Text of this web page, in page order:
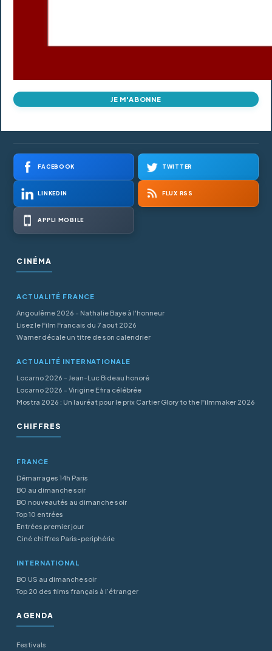
JE M'ABONNE
FACEBOOK TWITTER
LINKEDIN FLUX RSS
APPLI MOBILE
CINÉMA
ACTUALITÉ FRANCE
Angoulême 2026 - Nathalie Baye à l'honneur
Lisez le Film Francais du 7 aout 2026
Warner décale un titre de son calendrier
ACTUALITÉ INTERNATIONALE
Locarno 2026 - Jean-Luc Bideau honoré
Locarno 2026 - Virigine Efira célébrée
Mostra 2026 : Un lauréat pour le prix Cartier Glory to the Filmmaker 2026
CHIFFRES
FRANCE
Démarrages 14h Paris
BO au dimanche soir
BO nouveautés au dimanche soir
Top 10 entrées
Entrées premier jour
Ciné chiffres Paris-periphérie
INTERNATIONAL
BO US au dimanche soir
Top 20 des films français à l’étranger
AGENDA
Festivals